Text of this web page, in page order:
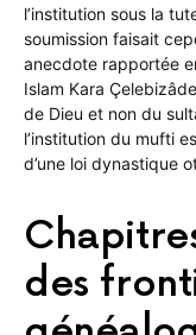
l’institution sous la
soumission faisait
anecdote rapportée
Islam Kara
de Dieu et non du
l’institution du mufti
d’une loi dynastique
des